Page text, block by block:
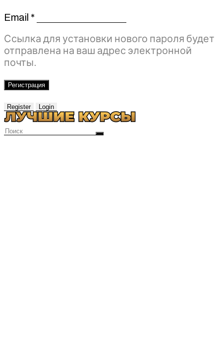
Email *Обязательно
Ссылка для установки нового пароля будет
отправлена ​​на ваш адрес электронной
почты.
Регистрация
Register Login